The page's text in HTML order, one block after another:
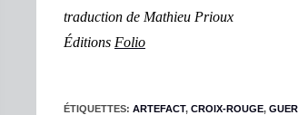
traduction de Mathieu Prioux
Éditions Folio
ÉTIQUETTES: ARTEFACT, CROIX-ROUGE,